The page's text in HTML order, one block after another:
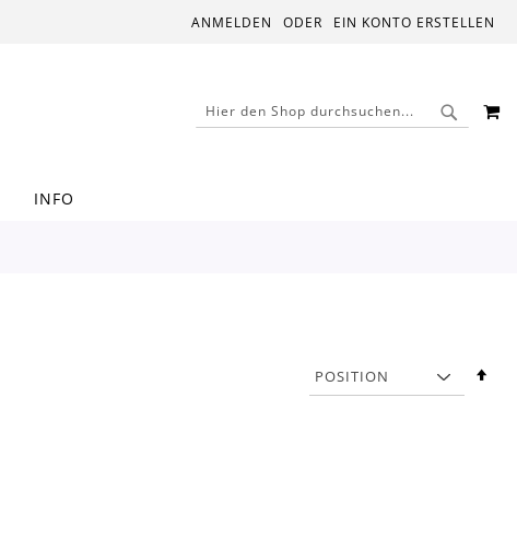
ANMELDEN EIN KONTO ERSTELLEN
SUCHE
INFO